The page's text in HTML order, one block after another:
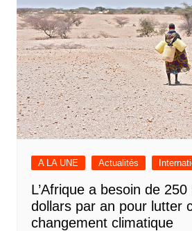
A LA UNE Actualités
L’Afrique a besoin de
dollars par an pour lutter
changement climatique